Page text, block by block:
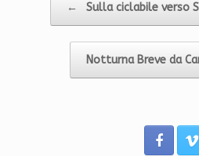
←
Sulla ciclabile verso
Notturna Breve da